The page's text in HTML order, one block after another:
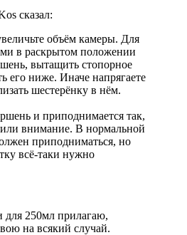
сказал:
объём камеры. Для
в раскрытом положении
вытащить стопорное
его ниже. Иначе напрягаете
шестерёнку в нём.
и приподнимается так,
внимание. В нормальной
приподниматься, но
всё-таки нужно
250мл прилагаю,
на всякий случай.